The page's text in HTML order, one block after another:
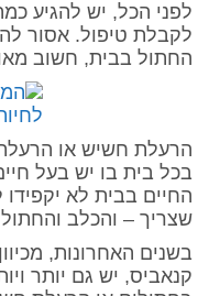
לפני הכל, יש להגיע
לקבלת טיפול. אסור
החתול בבית, חשוב
הרעלת חשיש או
בכל בית בו יש בעל
החיים בבית לא
שצריך – והכלב והחתול
בשנים האחרונות,
קנאביס, יש גם יותר